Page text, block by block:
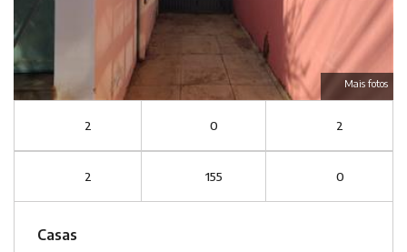
Mais fotos
2 0 2
2 155 0
Casas